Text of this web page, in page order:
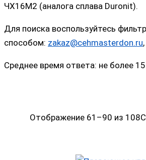
ЧХ16М2 (аналога сплава Duronit).
Для поиска воспользуйтесь
способом: zakaz@cehmasterdon.ru
Среднее время ответа: не более
Отображение 61–90 из 108